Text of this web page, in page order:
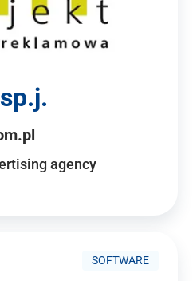
agency
SOFTWARE